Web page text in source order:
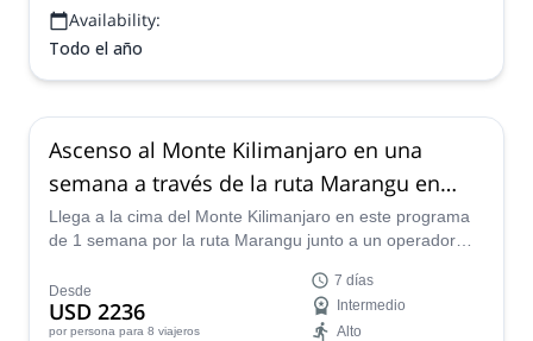
Availability:
Todo el año
Ascenso al Monte Kilimanjaro en una
semana a través de la ruta Marangu en
Tanzania
Llega a la cima del Monte Kilimanjaro en este programa
de 1 semana por la ruta Marangu junto a un operador
Desde
USD 2236
por persona para 8 viajeros
7 días
Intermedio
Alto